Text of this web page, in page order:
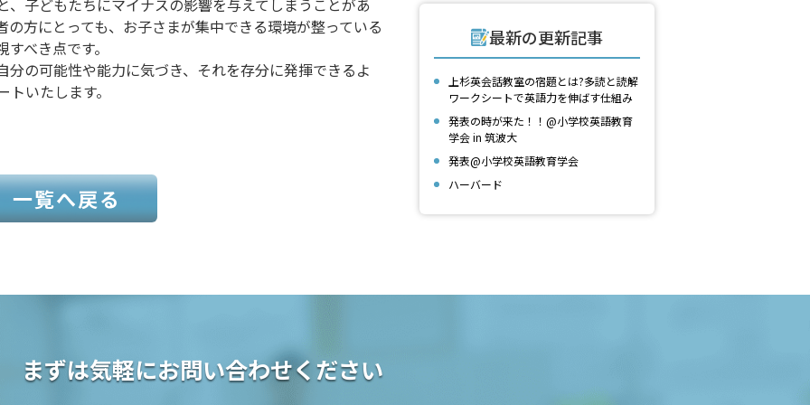
最新の更新記事
上杉英会話教室の宿題とは?多読と読解
ワークシートで英語力を伸ばす仕組み
発表の時が来た！！@小学校英語教育
学会 in 筑波大
発表@小学校英語教育学会
ハーバード
子どもたちにマイナスの影響を与えてしまうことがあ
方にとっても、お子さまが集中できる環境が整っている
べき点です。
の可能性や能力に気づき、それを存分に発揮できるよ
いたします。
一覧へ戻る
まずは気軽にお問い合わせください